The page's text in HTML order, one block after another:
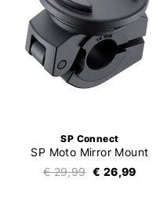
SP Connect
SP Moto Mirror Mount
€ 29,99 € 26,99